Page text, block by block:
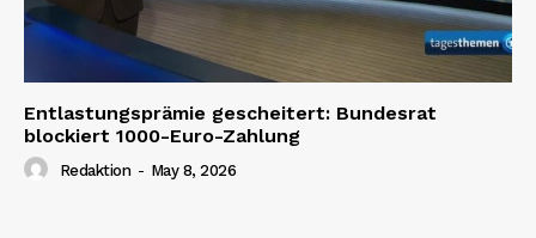
Entlastungsprämie gescheitert: Bundesrat
blockiert 1000-Euro-Zahlung
Redaktion - May 8, 2026